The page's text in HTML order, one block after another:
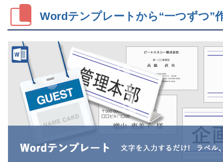
Wordテンプレートから“一つずつ”